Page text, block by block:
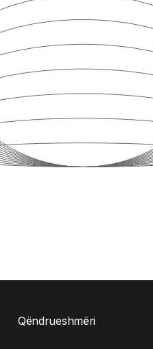
Qëndrueshmëri